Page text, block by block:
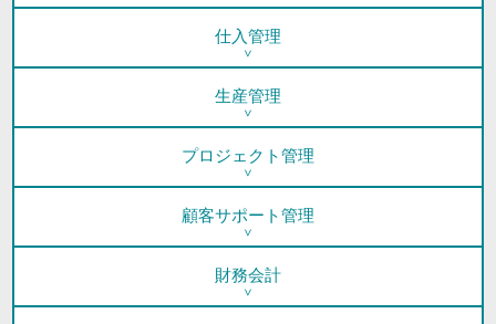
仕入管理
生産管理
プロジェクト管理
顧客サポート管理
財務会計